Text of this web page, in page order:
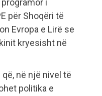
i
për Shoqëri të
Evropa e Lirë se
kryesisht në
në një nivel të
politika e